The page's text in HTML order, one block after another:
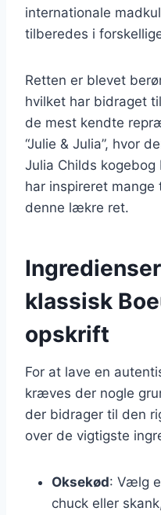
internationale
tilberedes i
Retten er blevet
hvilket har bidraget
de mest kendte
“Julie & Julia”, hvor
Julia Childs
har inspireret
denne lækre ret.
klassisk
opskrift
For at lave en
kræves der nogle
der bidrager til den
over de vigtigste
Oksekød: Vælg
chuck eller